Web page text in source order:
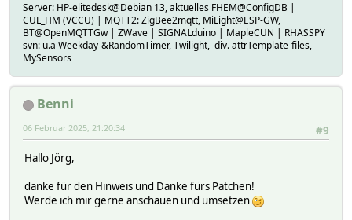
Server: HP-elitedesk@Debian 13, aktuelles FHEM@ConfigDB |
CUL_HM (VCCU) | MQTT2: ZigBee2mqtt, MiLight@ESP-GW,
BT@OpenMQTTGw | ZWave | SIGNALduino | MapleCUN | RHASSPY
svn: u.a Weekday-&RandomTimer, Twilight, div. attrTemplate-files,
MySensors
Benni
#9
06 Februar 2025, 21:20:34
Hallo Jörg,
danke für den Hinweis und Danke fürs Patchen!
Werde ich mir gerne anschauen und umsetzen